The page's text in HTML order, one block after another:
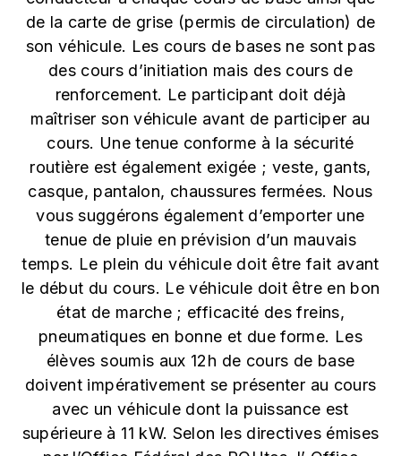
de la carte de grise (permis de circulation) de
son véhicule. Les cours de bases ne sont pas
des cours d’initiation mais des cours de
renforcement. Le participant doit déjà
maîtriser son véhicule avant de participer au
cours. Une tenue conforme à la sécurité
routière est également exigée ; veste, gants,
casque, pantalon, chaussures fermées. Nous
vous suggérons également d’emporter une
tenue de pluie en prévision d’un mauvais
temps. Le plein du véhicule doit être fait avant
le début du cours. Le véhicule doit être en bon
état de marche ; efficacité des freins,
pneumatiques en bonne et due forme. Les
élèves soumis aux 12h de cours de base
doivent impérativement se présenter au cours
avec un véhicule dont la puissance est
supérieure à 11 kW. Selon les directives émises